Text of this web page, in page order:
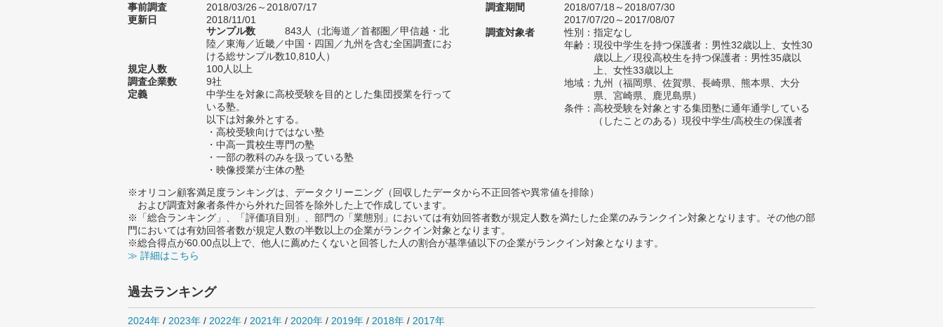
事前調査
2018/03/26～2018/07/17
更新日
2018/11/01
サンプル数
843人（北海道／首都圏／甲信越・北
陸／東海／近畿／中国・四国／九州を含む全国調査にお
ける総サンプル数10,810人）
規定人数
100人以上
調査企業数
9社
定義
中学生を対象に高校受験を目的とした集団授業を行って
いる塾。
以下は対象外とする。
・高校受験向けではない塾
・中高一貫校生専門の塾
・一部の教科のみを扱っている塾
・映像授業が主体の塾
調査期間
2018/07/18～2018/07/30
2017/07/20～2017/08/07
調査対象者
性別：指定なし
年齢：現役中学生を持つ保護者：男性32歳以上、女性30
歳以上／現役高校生を持つ保護者：男性35歳以
上、女性33歳以上
地域：九州（福岡県、佐賀県、長崎県、熊本県、大分
県、宮崎県、鹿児島県）
条件：高校受験を対象とする集団塾に通年通学している
（したことのある）現役中学生/高校生の保護者
※オリコン顧客満足度ランキングは、データクリーニング（回収したデータから不正回答や異常値を排除）
および調査対象者条件から外れた回答を除外した上で作成しています。
※「総合ランキング」、「評価項目別」、部門の「業態別」においては有効回答者数が規定人数を満たした企業のみランクイン対象となります。その他の部
門においては有効回答者数が規定人数の半数以上の企業がランクイン対象となります。
※総合得点が60.00点以上で、他人に薦めたくないと回答した人の割合が基準値以下の企業がランクイン対象となります。
≫ 詳細はこちら
過去ランキング
2024年 / 2023年 / 2022年 / 2021年 / 2020年 / 2019年 / 2018年 / 2017年